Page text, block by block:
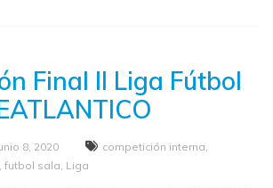
Final II Liga Fútbol
8, 2020 competición interna
futbol sala Liga